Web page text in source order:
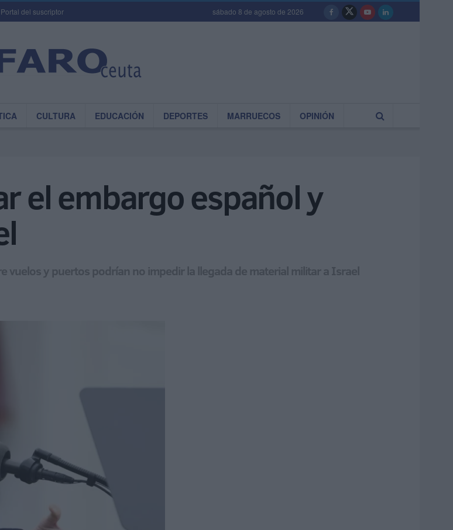
Portal del suscriptor sábado 8 de agosto de 2026
CULTURA EDUCACIÓN DEPORTES MARRUECOS OPINIÓN
el embargo español y
vuelos y puertos podrían no impedir la llegada de material militar a Israel